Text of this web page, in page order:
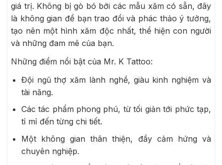
giá trị. Không bị gò bó bởi các mẫu xăm có sẵn, đây
là không gian để bạn trao đổi và phác thảo ý tưởng,
tạo nên một hình xăm độc nhất, thể hiện con người
và những đam mê của bạn.
Những điểm nổi bật của Mr. K Tattoo:
Đội ngũ thợ xăm lành nghề, giàu kinh nghiệm và
tài năng.
Các tác phẩm phong phú, từ tối giản tới phức tạp,
tỉ mỉ đến từng chi tiết.
Một không gian thân thiện, đầy cảm hứng và
chuyên nghiệp.